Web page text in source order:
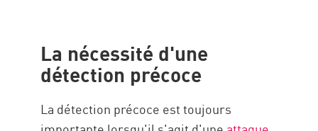
La nécessité d'une
détection précoce
La détection précoce est toujours